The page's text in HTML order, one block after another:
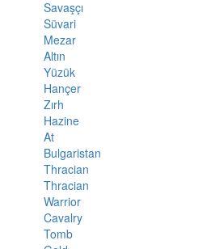
Savaşçı
Süvari
Mezar
Altın
Yüzük
Hançer
Zırh
Hazine
At
Bulgaristan
Thracian
Thracian
Warrior
Cavalry
Tomb